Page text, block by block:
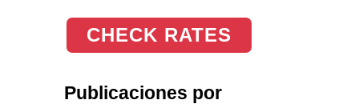
CHECK RATES
Publicaciones por